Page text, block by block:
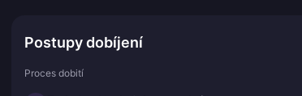
Postupy dobíjení
Proces dobití